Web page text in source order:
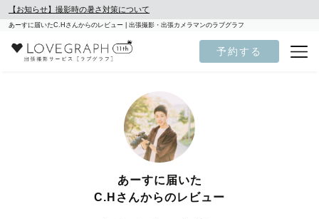
【お知らせ】撮影時の暑さ対策について
あーすに届いたC.Hさんからのレビュー | 出張撮影・出張カメラマンのラブグラフ
予約する
あーすに届いた
C.Hさんからのレビュー